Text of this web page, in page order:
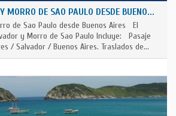
MORRO DE SAO PAULO DESDE BUENO...
de Sao Paulo desde Buenos Aires El
y Morro de Sao Paulo Incluye: Pasaje
/ Salvador / Buenos Aires. Traslados de...